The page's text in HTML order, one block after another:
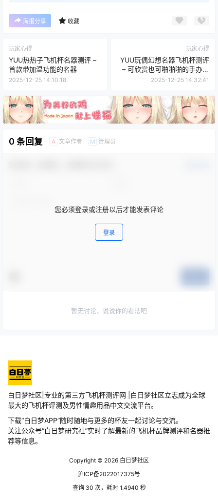
海报分享 收藏
玩家心得
YUU热热子飞机杯名器测评 –
首款带加温功能的名器
2025-12-25 14:10:18
玩家心得
YUU玩偶幻想名器飞机杯测评
– 可欣赏也可啪啪啪的手办娃
娃
2025-12-25 14:32:41
0 条回复 A 文章作者 M 管理员
您必须登录或注册以后才能发表评论
登录
暂无讨论，说说你的看法吧
白日梦社区|专业的第三方飞机杯测评网 |白日梦社区立志成为全球
最大的飞机杯评测及男性情趣用品中文交流平台。
下载“白日梦APP”随时随地与更多的杯友一起讨论与交流。
关注公众号“白日梦研究社”实时了解最新的飞机杯品牌测评和名器推
荐等信息。
Copyright © 2026 白日梦社区
沪ICP备2022017375号
查询 30 次，耗时 1.4940 秒